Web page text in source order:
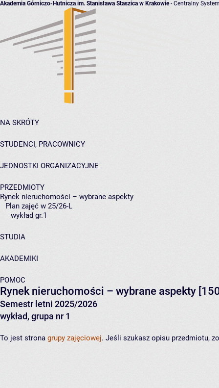
Akademia Górniczo-Hutnicza im. Stanisława Staszica w Krakowie- Centralny
NA SKRÓTY
STUDENCI, PRACOWNICY
JEDNOSTKI ORGANIZACYJNE
PRZEDMIOTY
Rynek nieruchomości – wybrane aspekty
Plan zajęć w 25/26-L
wykład gr.1
STUDIA
AKADEMIKI
POMOC
Rynek nieruchomości – wybrane aspekty
Semestr letni 2025/2026
wykład, grupa nr 1
To jest strona grupy zajęciowej. Jeśli szukasz opisu przedmiotu,